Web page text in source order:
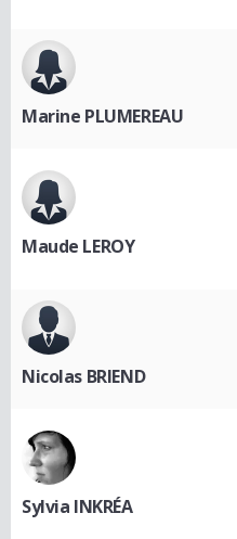
Marine PLUMEREAU
Maude LEROY
Nicolas BRIEND
Sylvia INKRÉA